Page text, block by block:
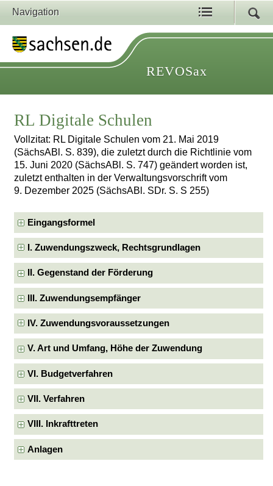
Navigation
REVOSax
RL Digitale Schulen
Vollzitat: RL Digitale Schulen vom 21. Mai 2019
(SächsABl. S. 839), die zuletzt durch die Richtlinie vom
15. Juni 2020 (SächsABl. S. 747) geändert worden ist,
zuletzt enthalten in der Verwaltungsvorschrift vom
9. Dezember 2025 (SächsABl. SDr. S. S 255)
Eingangsformel
I. Zuwendungszweck, Rechtsgrundlagen
II. Gegenstand der Förderung
III. Zuwendungsempfänger
IV. Zuwendungsvoraussetzungen
V. Art und Umfang, Höhe der Zuwendung
VI. Budgetverfahren
VII. Verfahren
VIII. Inkrafttreten
Anlagen